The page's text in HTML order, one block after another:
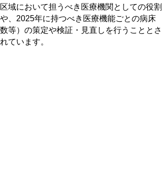
区域において担うべき医療機関としての役割
や、2025年に持つべき医療機能ごとの病床
数等）の策定や検証・見直しを行うこととさ
れています。